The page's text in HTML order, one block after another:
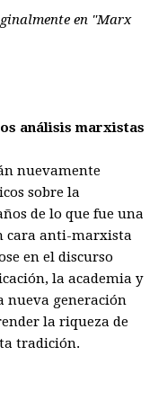
en "Marx
análisis marxistas
nuevamente
sobre la
de lo que fue una
cara anti-marxista
en el discurso
la academia y
nueva generación
la riqueza de
tradición.